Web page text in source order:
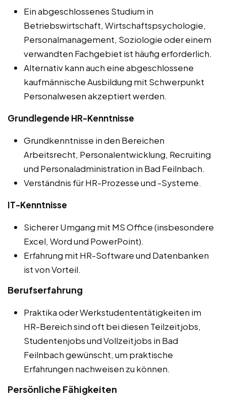
Ein abgeschlossenes Studium in
Betriebswirtschaft, Wirtschaftspsychologie,
Personalmanagement, Soziologie oder einem
verwandten Fachgebiet ist häufig erforderlich.
Alternativ kann auch eine abgeschlossene
kaufmännische Ausbildung mit Schwerpunkt
Personalwesen akzeptiert werden.
Grundlegende HR-Kenntnisse
Grundkenntnisse in den Bereichen
Arbeitsrecht, Personalentwicklung, Recruiting
und Personaladministration in Bad Feilnbach.
Verständnis für HR-Prozesse und -Systeme.
IT-Kenntnisse
Sicherer Umgang mit MS Office (insbesondere
Excel, Word und PowerPoint).
Erfahrung mit HR-Software und Datenbanken
ist von Vorteil.
Berufserfahrung
Praktika oder Werkstudententätigkeiten im
HR-Bereich sind oft bei diesen Teilzeitjobs,
Studentenjobs und Vollzeitjobs in Bad
Feilnbach gewünscht, um praktische
Erfahrungen nachweisen zu können.
Persönliche Fähigkeiten